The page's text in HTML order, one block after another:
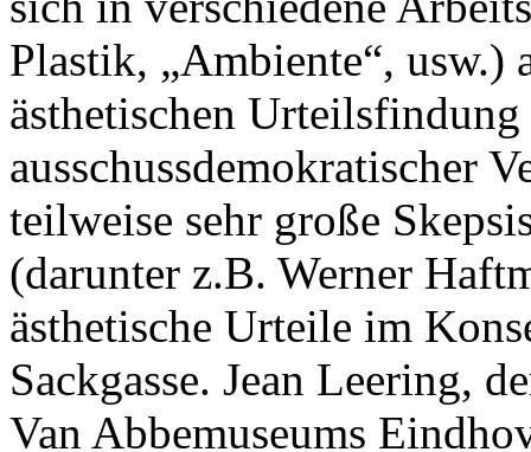
Plastik, „Ambiente“,
ästhetischen
ausschussdemokratischer
teilweise sehr große
(darunter z.B. Werner
ästhetische Urteile im
Sackgasse. Jean Leering,
Van Abbemuseums